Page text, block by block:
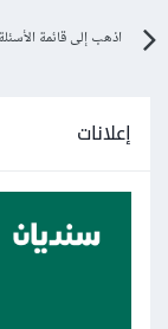
اذهب إلى قائمة الأسئلة
إعلانات